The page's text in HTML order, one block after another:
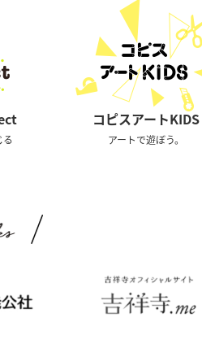
る
コピスアートKIDS
アートで遊ぼう。